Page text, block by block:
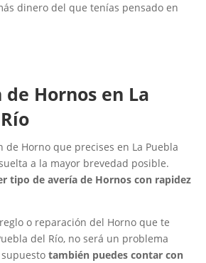
dinero del que tenías pensado en
de Hornos en La
de Horno que precises en La Puebla
a la mayor brevedad posible.
tipo de avería de Hornos con rapidez
o reparación del Horno que te
del Río, no será un problema
también puedes contar con